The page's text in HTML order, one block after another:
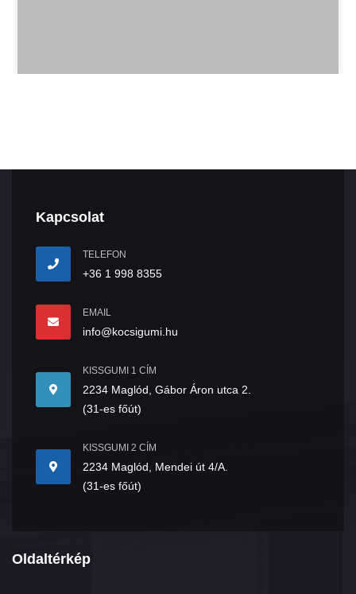
Kapcsolat
TELEFON
+36 1 998 8355
EMAIL
info@kocsigumi.hu
KISSGUMI 1 CÍM
2234 Maglód, Gábor Áron utca 2.
(31-es főút)
KISSGUMI 2 CÍM
2234 Maglód, Mendei út 4/A.
(31-es főút)
Oldaltérkép